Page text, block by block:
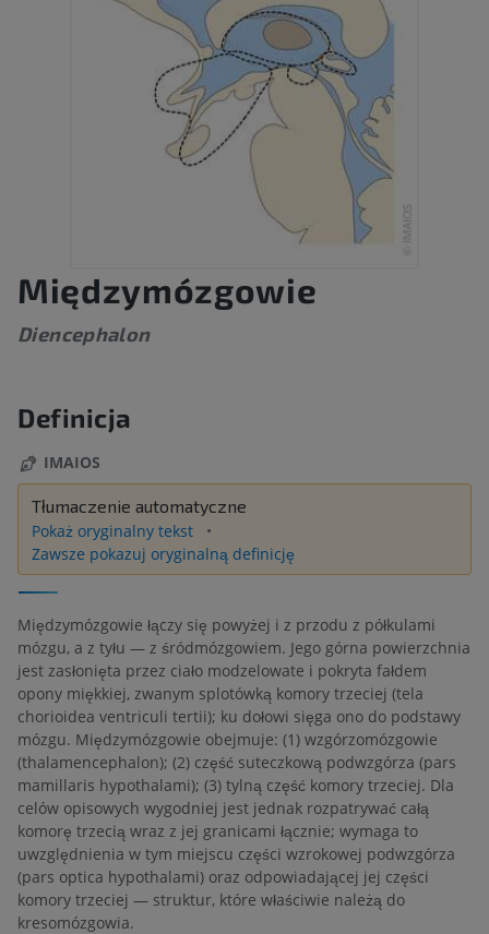
Międzymózgowie
Diencephalon
Definicja
IMAIOS
Tłumaczenie automatyczne
Pokaż oryginalny tekst
Zawsze pokazuj oryginalną definicję
Międzymózgowie łączy się powyżej i z przodu z półkulami
mózgu, a z tyłu — z śródmózgowiem. Jego górna powierzchnia
jest zasłonięta przez ciało modzelowate i pokryta fałdem
opony miękkiej, zwanym splotówką komory trzeciej (tela
chorioidea ventriculi tertii); ku dołowi sięga ono do podstawy
mózgu. Międzymózgowie obejmuje: (1) wzgórzomózgowie
(thalamencephalon); (2) część suteczkową podwzgórza (pars
mamillaris hypothalami); (3) tylną część komory trzeciej. Dla
celów opisowych wygodniej jest jednak rozpatrywać całą
komorę trzecią wraz z jej granicami łącznie; wymaga to
uwzględnienia w tym miejscu części wzrokowej podwzgórza
(pars optica hypothalami) oraz odpowiadającej jej części
komory trzeciej — struktur, które właściwie należą do
kresomózgowia.